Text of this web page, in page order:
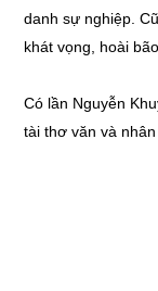
danh sự nghiệp.
khát vọng, hoài
Có lần Nguyễn
tài thơ văn và
Nghĩ